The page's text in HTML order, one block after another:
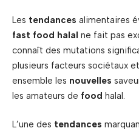
Les tendances alimentaires
fast food halal ne fait pas
connaît des mutations
plusieurs facteurs sociétaux
ensemble les nouvelles
les amateurs de food halal.
L’une des tendances